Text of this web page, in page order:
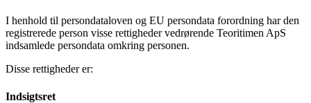
I henhold til persondataloven og EU persondata forordning har den
registrerede person visse rettigheder vedrørende Teoritimen ApS
indsamlede persondata omkring personen.
Disse rettigheder er:
Indsigtsret